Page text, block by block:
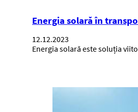
Energia solară în
12.12.2023
Energia solară este soluția